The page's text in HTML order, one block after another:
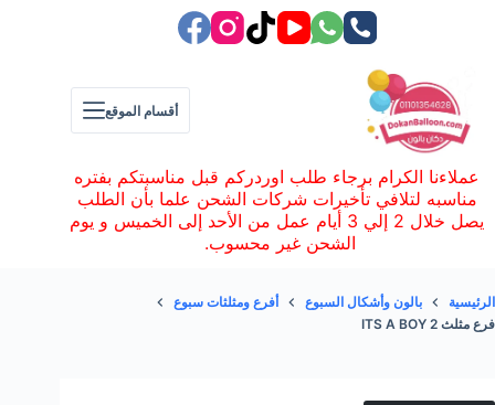
أقسام الموقع
عملاءنا الكرام برجاء طلب اوردركم قبل مناسبتكم بفتره
مناسبه لتلافي تأخيرات شركات الشحن علما بأن الطلب
يصل خلال 2 إلي 3 أيام عمل من الأحد إلى الخميس و يوم
الشحن غير محسوب.
الرئيسية بالون وأشكال السبوع
أفرع ومثلثات سبوع
فرع مثلث ITS A BOY 2